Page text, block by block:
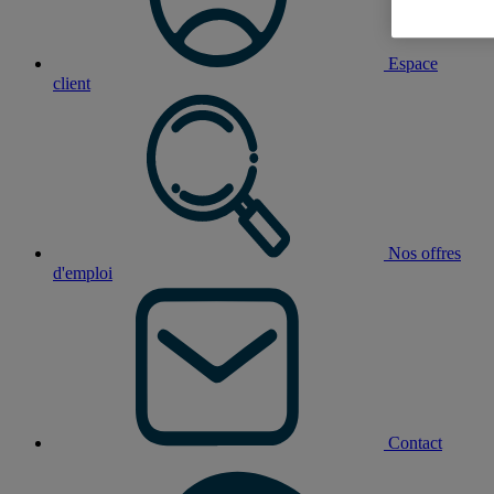
Espace
client
Nos offres
d'emploi
Contact